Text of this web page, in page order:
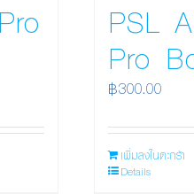
PSL
Pro
฿300.00
เพิ่มลงในตะกร้า
Details